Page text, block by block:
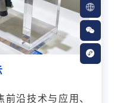



沿技术与应用、